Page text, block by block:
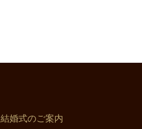
結婚式のご案内